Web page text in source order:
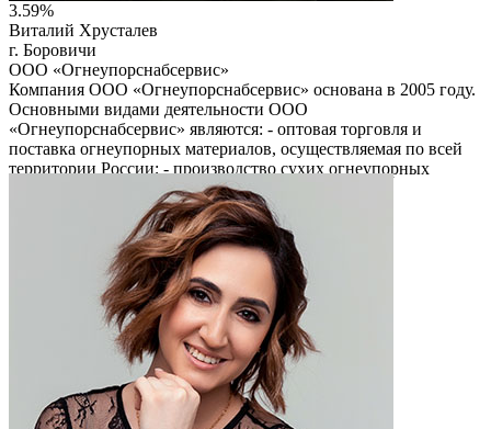
3.59%
Виталий Хрусталев
г. Боровичи
ООО «Огнеупорснабсервис»
Компания ООО «Огнеупорснабсервис» основана в 2005 году.
Основными видами деятельности ООО
«Огнеупорснабсервис» являются: - оптовая торговля и
поставка огнеупорных материалов, осуществляемая по всей
территории России; - производство сухих огнеупорных
смесей и пластичных масс; - грузовые перевозки и
транспортная обработка грузов.
Читать описание
Перейти на сайт